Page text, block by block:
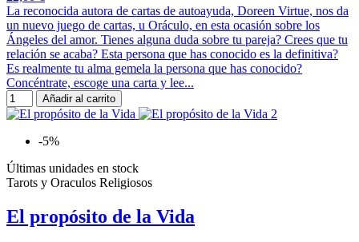
La reconocida autora de cartas de autoayuda, Doreen Virtue, nos da
un nuevo juego de cartas, u Oráculo, en esta ocasión sobre los
Ángeles del amor. Tienes alguna duda sobre tu pareja? Crees que tu
relación se acaba? Esta persona que has conocido es la definitiva?
Es realmente tu alma gemela la persona que has conocido?
Concéntrate, escoge una carta y lee...
Añadir al carrito
-5%
Últimas unidades en stock
Tarots y Oraculos Religiosos
El propósito de la Vida